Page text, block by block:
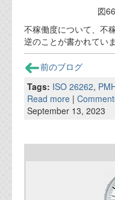
オンラインショップ
お問い合わせ
お問い合わせフォ
図
不稼働度について、不
逆のことが書かれてい
前のブログ
Tags: ISO 26262,
Read more |
September 13, 2023